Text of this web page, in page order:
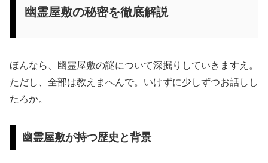
幽霊屋敷の秘密を徹底解説
ほんなら、幽霊屋敷の謎について深掘りしていきますえ。
ただし、全部は教えまへんで。いけずに少しずつお話しし
たろか。
幽霊屋敷が持つ歴史と背景